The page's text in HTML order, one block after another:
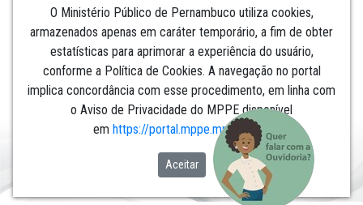
O Ministério Público de Pernambuco utiliza cookies,
armazenados apenas em caráter temporário, a fim de obter
estatísticas para aprimorar a experiência do usuário,
conforme a Política de Cookies. A navegação no portal
implica concordância com esse procedimento, em linha com
o Aviso de Privacidade do MPPE disponível
em https://portal.mppe.mp.br/lgpd.​​​​​​​
Aceitar
Institucional
Comunicação